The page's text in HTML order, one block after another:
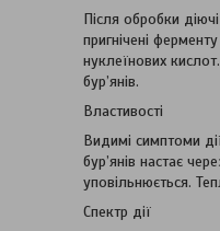
Після обробки
пригнічені
нуклеїнових
бур’янів.
Властивості
Видимі симптоми
бур’янів настає
уповільнюється.
Спектр дії